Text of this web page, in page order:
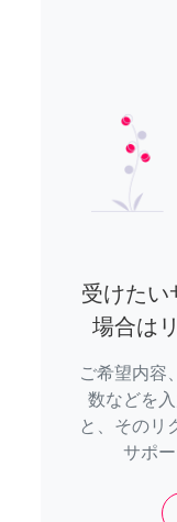
受けたい
場合は
ご希望内容
数などを
と、そのリ
サポ